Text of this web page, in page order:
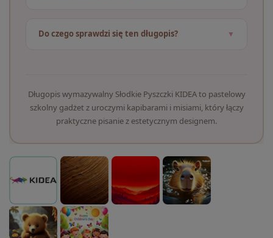
Do czego sprawdzi się ten długopis?
Długopis wymazywalny Słodkie Pyszczki KIDEA to pastelowy
szkolny gadżet z uroczymi kapibarami i misiami, który łączy
praktyczne pisanie z estetycznym designem.